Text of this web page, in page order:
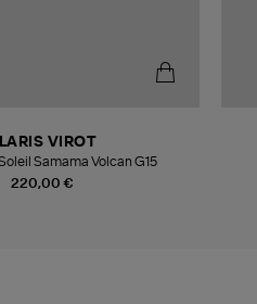
220,00 €
VIROT
Samama Volcan G15